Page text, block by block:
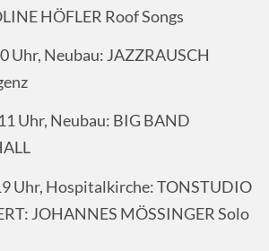
HÖFLER Roof Songs
Uhr, Neubau: JAZZRAUSCH
Uhr, Neubau: BIG BAND
Uhr, Hospitalkirche: TONSTUDIO
JOHANNES MÖSSINGER Solo